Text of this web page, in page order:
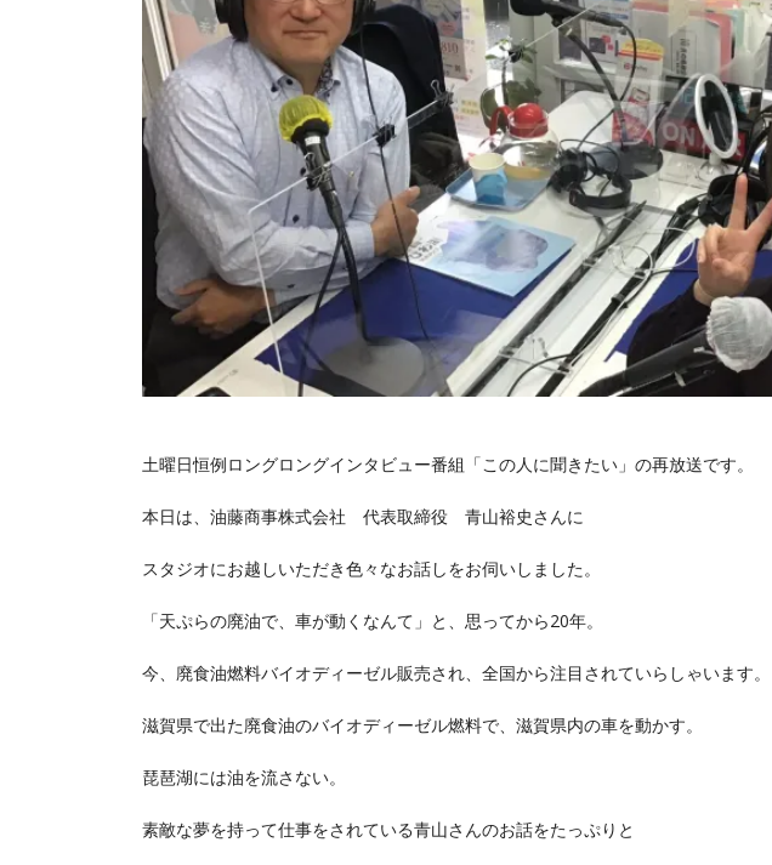
土曜日恒例ロングロングインタビュー番組「この人に聞きたい」の再放送です。
本日は、油藤商事株式会社 代表取締役 青山裕史さんに
スタジオにお越しいただき色々なお話しをお伺いしました。
「天ぷらの廃油で、車が動くなんて」と、思ってから20年。
今、廃食油燃料バイオディーゼル販売され、全国から注目されていらしゃいます。
滋賀県で出た廃食油のバイオディーゼル燃料で、滋賀県内の車を動かす。
琵琶湖には油を流さない。
素敵な夢を持って仕事をされている青山さんのお話をたっぷりと